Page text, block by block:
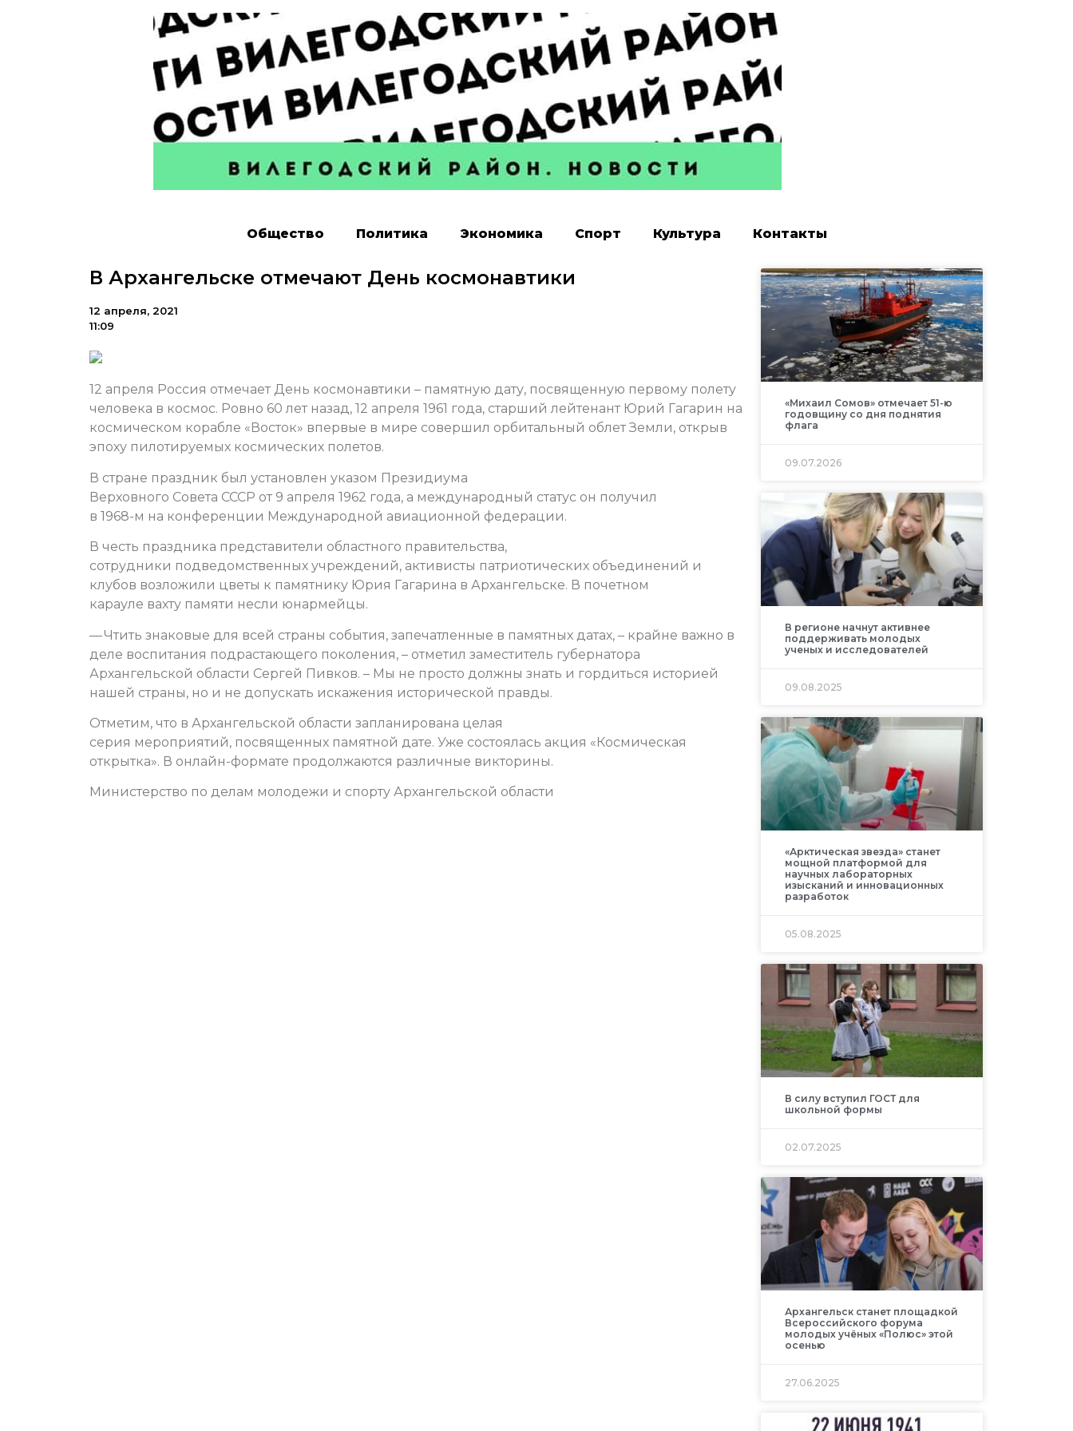
Общество Политика Экономика Спорт Культура Контакты
В Архангельске отмечают День космонавтики
12 апреля, 2021
11:09
12 апреля Россия отмечает День космонавтики – памятную дату, посвященную первому полету
человека в космос. Ровно 60 лет назад, 12 апреля 1961 года, старший лейтенант Юрий Гагарин на
космическом корабле «Восток» впервые в мире совершил орбитальный облет Земли, открыв
эпоху пилотируемых космических полетов.
В стране праздник был установлен указом Президиума
Верховного Совета СССР от 9 апреля 1962 года, а международный статус он получил
в 1968-м на конференции Международной авиационной федерации.
В честь праздника представители областного правительства,
сотрудники подведомственных учреждений, активисты патриотических объединений и
клубов возложили цветы к памятнику Юрия Гагарина в Архангельске. В почетном
карауле вахту памяти несли юнармейцы.
— Чтить знаковые для всей страны события, запечатленные в памятных датах, – крайне важно в
деле воспитания подрастающего поколения, – отметил заместитель губернатора
Архангельской области Сергей Пивков. – Мы не просто должны знать и гордиться историей
нашей страны, но и не допускать искажения исторической правды.
Отметим, что в Архангельской области запланирована целая
серия мероприятий, посвященных памятной дате. Уже состоялась акция «Космическая
открытка». В онлайн-формате продолжаются различные викторины.
Министерство по делам молодежи и спорту Архангельской области
«Михаил Сомов» отмечает 51-ю
годовщину со дня поднятия
флага
09.07.2026
В регионе начнут активнее
поддерживать молодых
ученых и исследователей
09.08.2025
«Арктическая звезда» станет
мощной платформой для
научных лабораторных
изысканий и инновационных
разработок
05.08.2025
В силу вступил ГОСТ для
школьной формы
02.07.2025
Архангельск станет площадкой
Всероссийского форума
молодых учёных «Полюс» этой
осенью
27.06.2025